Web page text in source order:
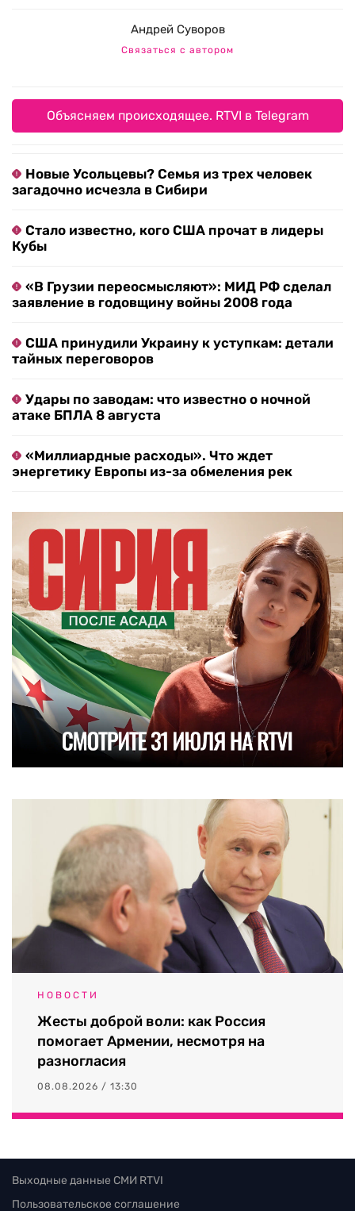
Андрей Суворов
Связаться с автором
Объясняем происходящее. RTVI в Telegram
Новые Усольцевы? Семья из трех человек
загадочно исчезла в Сибири
Стало известно, кого США прочат в лидеры
Кубы
«В Грузии переосмысляют»: МИД РФ сделал
заявление в годовщину войны 2008 года
США принудили Украину к уступкам: детали
тайных переговоров
Удары по заводам: что известно о ночной
атаке БПЛА 8 августа
«Миллиардные расходы». Что ждет
энергетику Европы из-за обмеления рек
НОВОСТИ
Жесты доброй воли: как Россия
помогает Армении, несмотря на
разногласия
08.08.2026 / 13:30
Выходные данные СМИ RTVI
Пользовательское соглашение